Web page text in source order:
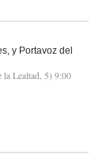
y Portavoz del
la Lealtad, 5) 9:00